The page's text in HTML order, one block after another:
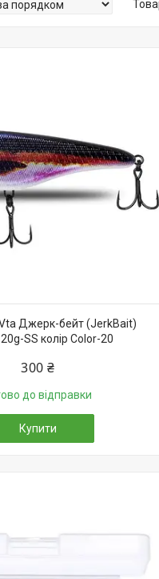
Джерк-бейт (JerkBait)
SS колір Color-20
300 ₴
до відправки
Купити